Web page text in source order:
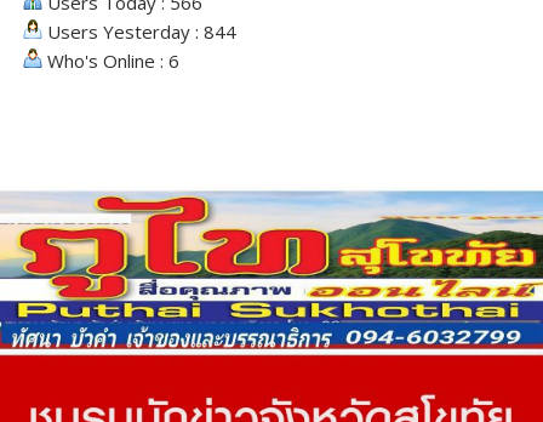
Users Yesterday : 844
Who's Online : 6